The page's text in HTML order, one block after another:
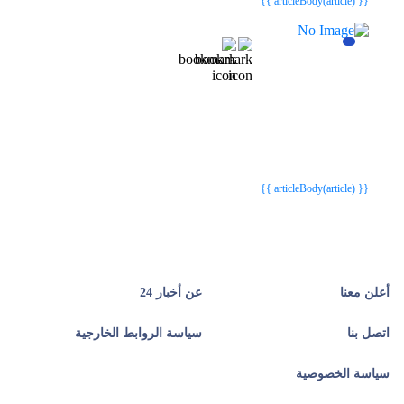
{{ articleBody(article) }}
أعلن معنا عن أخبار 24
اتصل بنا سياسة الروابط الخارجية
سياسة الخصوصية